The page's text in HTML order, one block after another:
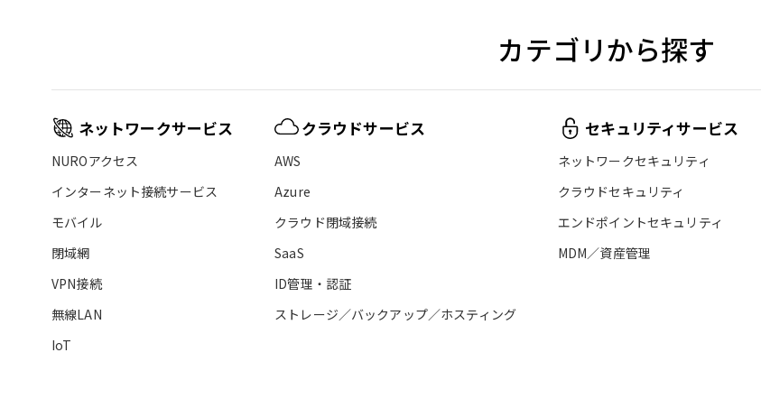
カテゴリから探す
ネットワークサービス
NUROアクセス
インターネット接続サービス
モバイル
閉域網
VPN接続
無線LAN
IoT
クラウドサービス
AWS
Azure
クラウド閉域接続
SaaS
ID管理・認証
ストレージ／バックアップ／ホスティング
セキュリティサービス
ネットワークセキュリティ
クラウドセキュリティ
エンドポイントセキュリティ
MDM／資産管理